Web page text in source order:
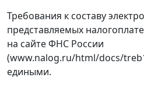
Требования к составу
представляемых
на сайте ФНС России
(www.nalog.ru/html/docs/
едиными.